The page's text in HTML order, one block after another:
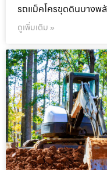
รถแม็คโครขุดดินบางพ
ดูเพิ่มเติม »